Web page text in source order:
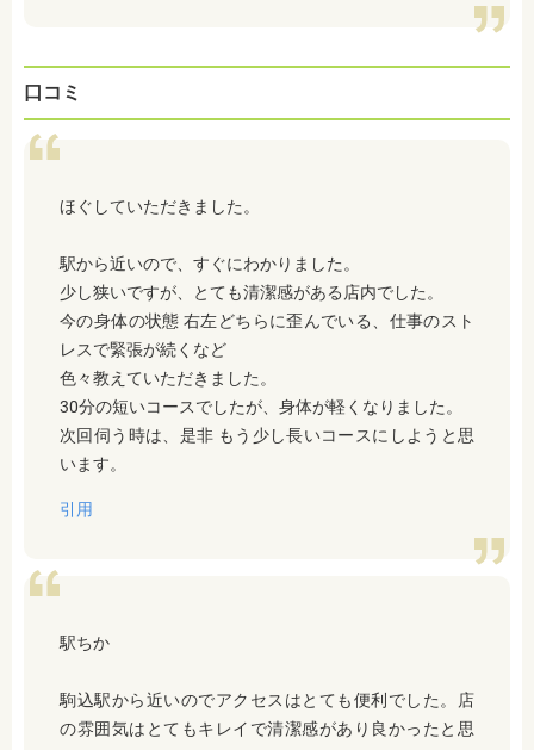
口コミ
ほぐしていただきました。
駅から近いので、すぐにわかりました。
少し狭いですが、とても清潔感がある店内でした。
今の身体の状態 右左どちらに歪んでいる、仕事のスト
レスで緊張が続くなど
色々教えていただきました。
30分の短いコースでしたが、身体が軽くなりました。
次回伺う時は、是非 もう少し長いコースにしようと思
います。
引用
駅ちか
駒込駅から近いのでアクセスはとても便利でした。店
の雰囲気はとてもキレイで清潔感があり良かったと思